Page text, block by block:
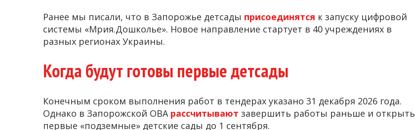
Ранее мы писали, что в Запорожье детсады присоединятся к запуску цифровой
системы «Мрия.Дошколье». Новое направление стартует в 40 учреждениях в
разных регионах Украины.
Когда будут готовы первые детсады
Конечным сроком выполнения работ в тендерах указано 31 декабря 2026 года.
Однако в Запорожской ОВА рассчитывают завершить работы раньше и открыть
первые «подземные» детские сады до 1 сентября.